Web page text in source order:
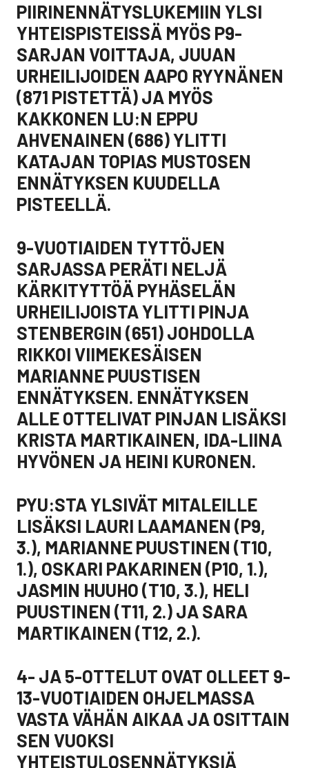
PIIRINENNÄTYSLUKEMIIN YLSI
YHTEISPISTEISSÄ MYÖS P9-
SARJAN VOITTAJA, JUUAN
URHEILIJOIDEN AAPO RYYNÄNEN
(871 PISTETTÄ) JA MYÖS
KAKKONEN LU:N EPPU
AHVENAINEN (686) YLITTI
KATAJAN TOPIAS MUSTOSEN
ENNÄTYKSEN KUUDELLA
PISTEELLÄ.
9-VUOTIAIDEN TYTTÖJEN
SARJASSA PERÄTI NELJÄ
KÄRKITYTTÖÄ PYHÄSELÄN
URHEILIJOISTA YLITTI PINJA
STENBERGIN (651) JOHDOLLA
RIKKOI VIIMEKESÄISEN
MARIANNE PUUSTISEN
ENNÄTYKSEN. ENNÄTYKSEN
ALLE OTTELIVAT PINJAN LISÄKSI
KRISTA MARTIKAINEN, IDA-LIINA
HYVÖNEN JA HEINI KURONEN.
PYU:STA YLSIVÄT MITALEILLE
LISÄKSI LAURI LAAMANEN (P9,
3.), MARIANNE PUUSTINEN (T10,
1.), OSKARI PAKARINEN (P10, 1.),
JASMIN HUUHO (T10, 3.), HELI
PUUSTINEN (T11, 2.) JA SARA
MARTIKAINEN (T12, 2.).
4- JA 5-OTTELUT OVAT OLLEET 9-
13-VUOTIAIDEN OHJELMASSA
VASTA VÄHÄN AIKAA JA OSITTAIN
SEN VUOKSI
YHTEISTULOSENNÄTYKSIÄ